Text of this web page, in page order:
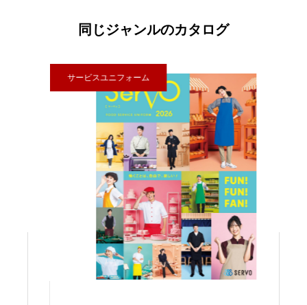
同じジャンルのカタログ
サービスユニフォーム